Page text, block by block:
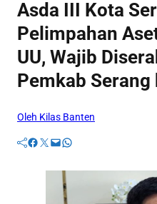
Asda III Kota
Pelimpahan
UU, Wajib
Pemkab
Oleh Kilas Banten
Facebook Twitter Mail WhatsApp